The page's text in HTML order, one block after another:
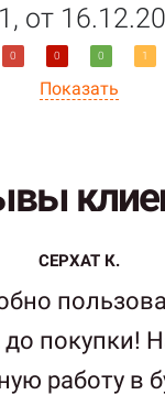
от
Показать
0 0 0 1
СЕРХАТ К.
до покупки!
работу в